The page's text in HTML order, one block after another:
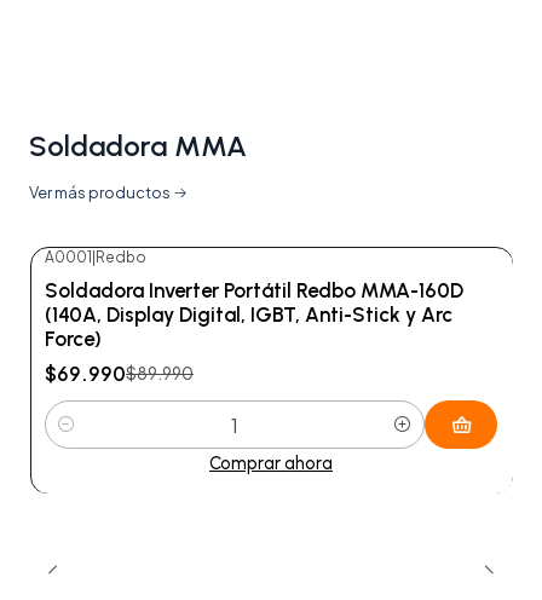
Soldadora MMA
Ver más productos
A0001 Redbo
Soldadora Inverter Portátil Redbo MMA-160D
(140A, Display Digital, IGBT, Anti-Stick y Arc
Force)
$69.990$89.990
Cantidad
Comprar ahora